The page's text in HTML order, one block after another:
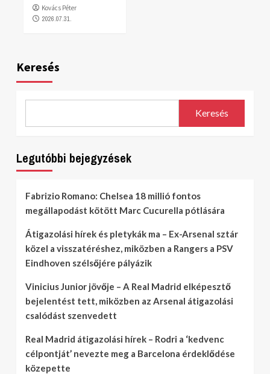
Kovács Péter
2026.07.31.
Keresés
Keresés
Legutóbbi bejegyzések
Fabrizio Romano: Chelsea 18 millió fontos
megállapodást kötött Marc Cucurella pótlására
Átigazolási hírek és pletykák ma – Ex-Arsenal sztár
közel a visszatéréshez, miközben a Rangers a PSV
Eindhoven szélsőjére pályázik
Vinicius Junior jövője – A Real Madrid elképesztő
bejelentést tett, miközben az Arsenal átigazolási
csalódást szenvedett
Real Madrid átigazolási hírek – Rodri a ‘kedvenc
célpontját’ nevezte meg a Barcelona érdeklődése
közepette